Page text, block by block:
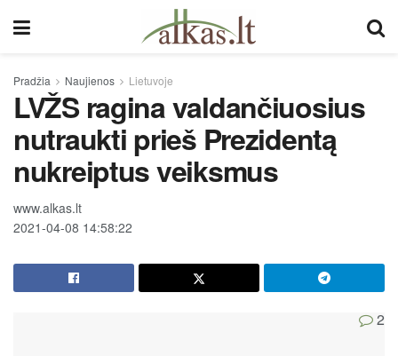
Pradžia Naujienos Lietuvoje
LVŽS ragina valdančiuosius
nutraukti prieš Prezidentą
nukreiptus veiksmus
www.alkas.lt
2021-04-08 14:58:22
2